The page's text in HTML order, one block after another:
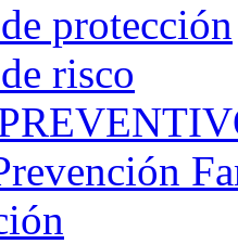
protección
risco